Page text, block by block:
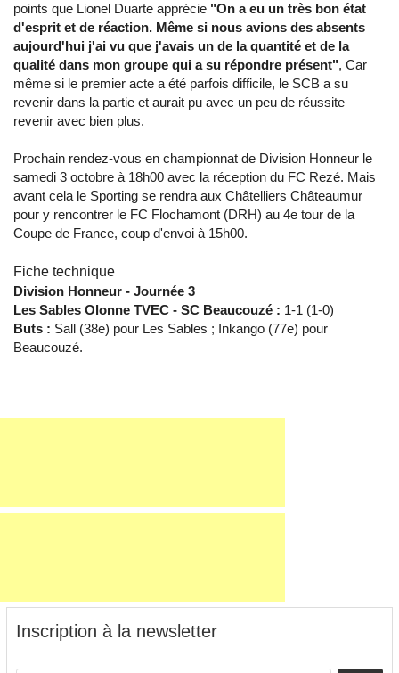
points que Lionel Duarte apprécie "On a eu un très bon état
d'esprit et de réaction. Même si nous avions des absents
aujourd'hui j'ai vu que j'avais un de la quantité et de la
qualité dans mon groupe qui a su répondre présent", Car
même si le premier acte a été parfois difficile, le SCB a su
revenir dans la partie et aurait pu avec un peu de réussite
revenir avec bien plus.
Prochain rendez-vous en championnat de Division Honneur le
samedi 3 octobre à 18h00 avec la réception du FC Rezé. Mais
avant cela le Sporting se rendra aux Châtelliers Châteaumur
pour y rencontrer le FC Flochamont (DRH) au 4e tour de la
Coupe de France, coup d'envoi à 15h00.
Fiche technique
Division Honneur - Journée 3
Les Sables Olonne TVEC - SC Beaucouzé : 1-1 (1-0)
Buts : Sall (38e) pour Les Sables ; Inkango (77e) pour
Beaucouzé.
Inscription à la newsletter